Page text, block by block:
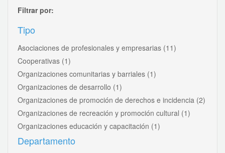
Filtrar por:
Tipo
Asociaciones de profesionales y empresarias (11)
Cooperativas (1)
Organizaciones comunitarias y barriales (1)
Organizaciones de desarrollo (1)
Organizaciones de promoción de derechos e incidencia (2)
Organizaciones de recreación y promoción cultural (1)
Organizaciones educación y capacitación (1)
Departamento